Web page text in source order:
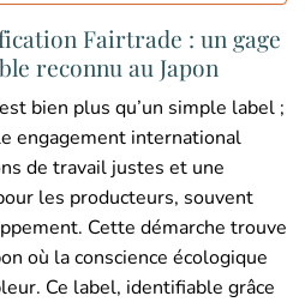
Fairtrade : un gage
reconnu au Japon
bien plus qu’un simple label ;
engagement international
de travail justes et une
les producteurs, souvent
Cette démarche trouve
où la conscience écologique
Ce label, identifiable grâce